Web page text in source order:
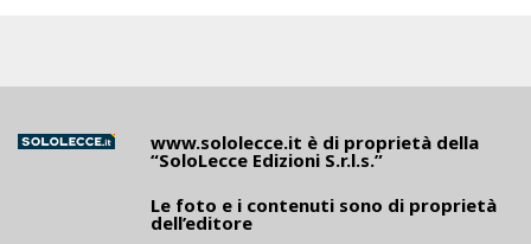
www.sololecce.it è di proprietà della
“SoloLecce Edizioni S.r.l.s.”
Le foto e i contenuti sono di proprietà
dell’editore